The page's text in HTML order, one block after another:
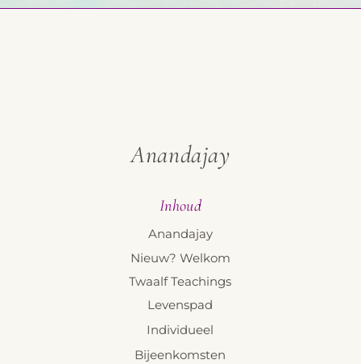
Inhoud
Nieuw? Welkom
Anandajay
Twaalf Teachings
Levenspad
Individueel
Bijeenkomsten
Anandajay